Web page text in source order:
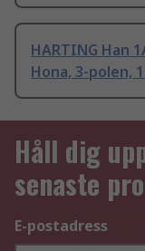
HARTING Han
Hona, 3-polen,
Håll dig
senaste
E-postadress